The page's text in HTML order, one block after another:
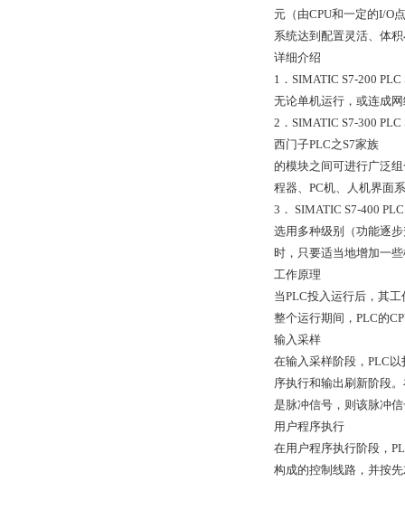
元（由CPU和一定的I/O
系统达到配置灵活、体
详细介绍
1．SIMATIC S7-200
无论单机运行，或连成
2．SIMATIC S7-300
西门子PLC之S7家族
的模块之间可进行广泛
程器、PC机、人机界面
3． SIMATIC S7-400
选用多种级别（功能逐
时，只要适当地增加一
工作原理
当PLC投入运行后，其
整个运行期间，PLC的
输入采样
在输入采样阶段，PLC
序执行和输出刷新阶段
是脉冲信号，则该脉冲
用户程序执行
在用户程序执行阶段，
构成的控制线路，并按